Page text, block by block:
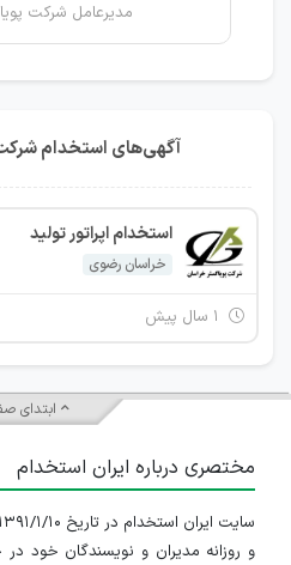
مدیرعامل شرکت
آگهی‌های استخدام
استخدام اپراتور تولید
خراسان رضوی
ابتدای
مختصری درباره ایران استخدام
و روزانه مدیران و نویسندگان خود